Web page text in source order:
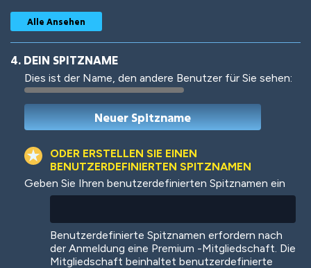
Woof Jungle Cats
Colorful
Alle Ansehen
4. DEIN SPITZNAME
Dies ist der Name, den andere Benutzer für Sie sehen:
ODER ERSTELLEN SIE EINEN
BENUTZERDEFINIERTEN SPITZNAMEN
Geben Sie Ihren benutzerdefinierten Spitznamen ein
Benutzerdefinierte Spitznamen erfordern nach
der Anmeldung eine Premium -Mitgliedschaft. Die
Mitgliedschaft beinhaltet benutzerdefinierte